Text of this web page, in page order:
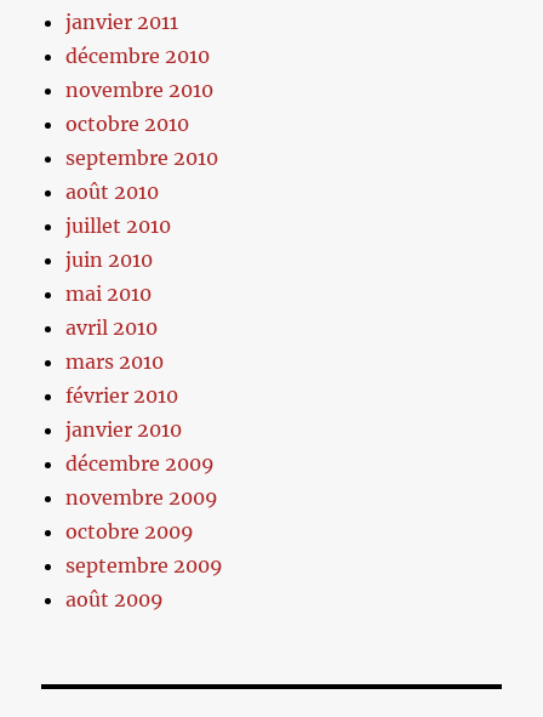
janvier 2011
décembre 2010
novembre 2010
octobre 2010
septembre 2010
août 2010
juillet 2010
juin 2010
mai 2010
avril 2010
mars 2010
février 2010
janvier 2010
décembre 2009
novembre 2009
octobre 2009
septembre 2009
août 2009